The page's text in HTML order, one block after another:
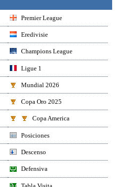
Premier League
Eredivisie
Champions League
Ligue 1
Mundial 2026
Copa Oro 2025
Copa America
Posiciones
Descenso
Defensiva